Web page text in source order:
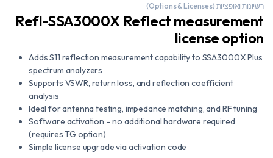
רשיונות ואופציות (Options & Licenses)
Refl-SSA3000X Reflect measurement
license option
Adds S11 reflection measurement capability to SSA3000X Plus
spectrum analyzers
Supports VSWR, return loss, and reflection coefficient
analysis
Ideal for antenna testing, impedance matching, and RF tuning
Software activation – no additional hardware required
(requires TG option)
Simple license upgrade via activation code